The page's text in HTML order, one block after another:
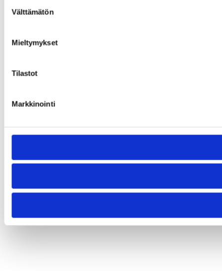
valinta
Välttämätön
Mieltymykset
Tilastot
Markkinointi